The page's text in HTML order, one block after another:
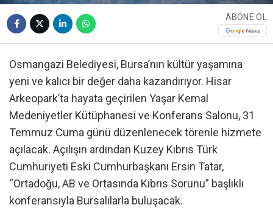
ABONE OL
Osmangazi Belediyesi, Bursa’nın kültür yaşamına
yeni ve kalıcı bir değer daha kazandırıyor. Hisar
Arkeopark’ta hayata geçirilen Yaşar Kemal
Medeniyetler Kütüphanesi ve Konferans Salonu, 31
Temmuz Cuma günü düzenlenecek törenle hizmete
açılacak. Açılışın ardından Kuzey Kıbrıs Türk
Cumhuriyeti Eski Cumhurbaşkanı Ersin Tatar,
“Ortadoğu, AB ve Ortasında Kıbrıs Sorunu” başlıklı
konferansıyla Bursalılarla buluşacak.